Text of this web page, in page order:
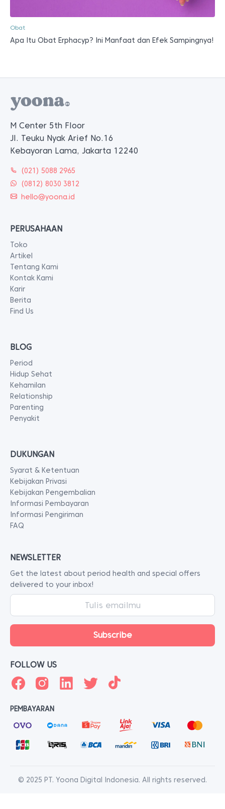
Obat
Apa Itu Obat Erphacyp? Ini Manfaat dan Efek Sampingnya!
M Center 5th Floor
Jl. Teuku Nyak Arief No.16
Kebayoran Lama, Jakarta 12240
(021) 5088 2965
(0812) 8030 3812
hello@yoona.id
PERUSAHAAN
Toko
Artikel
Tentang Kami
Kontak Kami
Karir
Berita
Find Us
BLOG
Period
Hidup Sehat
Kehamilan
Relationship
Parenting
Penyakit
DUKUNGAN
Syarat & Ketentuan
Kebijakan Privasi
Kebijakan Pengembalian
Informasi Pembayaran
Informasi Pengiriman
FAQ
NEWSLETTER
Get the latest about period health and special offers
delivered to your inbox!
FOLLOW US
PEMBAYARAN
© 2025 PT. Yoona Digital Indonesia. All rights reserved.